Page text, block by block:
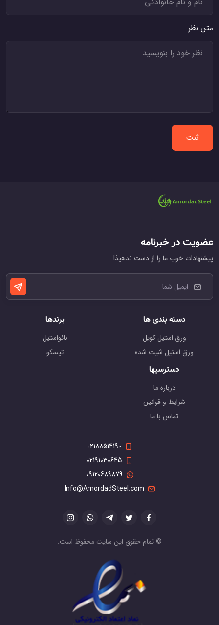
متن نظر
ثبت
عضویت در خبرنامه
پیشنهادات خوب ما را از دست ندهیذ!
دسته بندی ها
ورق استیل کویل
ورق استیل شیت شده
برندها
بائواستیل
تیسکو
دسترسیها
درباره ما
شرایط و قوانین
تماس با ما
02188514190
02191030645
09120689879
Info@AmordadSteel.com
© تمام حقوق این سایت محفوظ است.